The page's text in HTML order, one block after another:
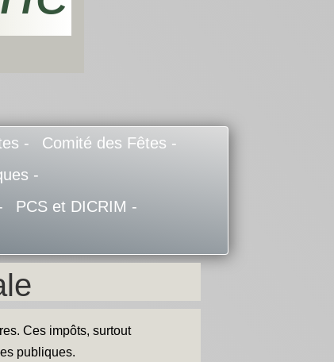
-
Comité des Fêtes -
-
PCS et DICRIM -
Ces impôts, surtout
publiques.